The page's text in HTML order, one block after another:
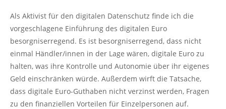
Als Aktivist für den digitalen Datenschutz finde ich die
vorgeschlagene Einführung des digitalen Euro
besorgniserregend. Es ist besorgniserregend, dass nicht
einmal Händler/innen in der Lage wären, digitale Euro zu
halten, was ihre Kontrolle und Autonomie über ihr eigenes
Geld einschränken würde. Außerdem wirft die Tatsache,
dass digitale Euro-Guthaben nicht verzinst werden, Fragen
zu den finanziellen Vorteilen für Einzelpersonen auf.